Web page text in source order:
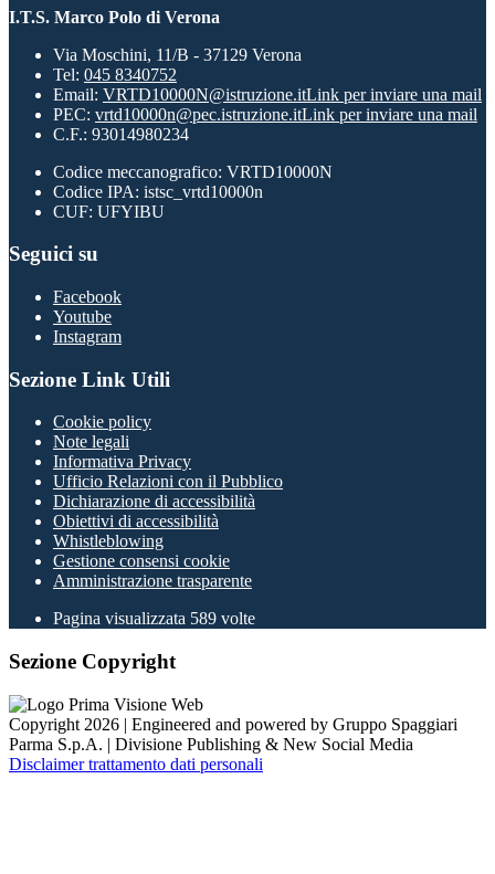
I.T.S. Marco Polo di Verona
Via Moschini, 11/B - 37129 Verona
Tel: 045 8340752
Email: VRTD10000N@istruzione.itLink per inviare una mail
PEC: vrtd10000n@pec.istruzione.itLink per inviare una mail
C.F.: 93014980234
Codice meccanografico: VRTD10000N
Codice IPA: istsc_vrtd10000n
CUF: UFYIBU
Seguici su
Facebook
Youtube
Instagram
Sezione Link Utili
Cookie policy
Note legali
Informativa Privacy
Ufficio Relazioni con il Pubblico
Dichiarazione di accessibilità
Obiettivi di accessibilità
Whistleblowing
Gestione consensi cookie
Amministrazione trasparente
Pagina visualizzata 589 volte
Sezione Copyright
Copyright 2026 | Engineered and powered by Gruppo Spaggiari
Parma S.p.A. | Divisione Publishing & New Social Media
Disclaimer trattamento dati personali